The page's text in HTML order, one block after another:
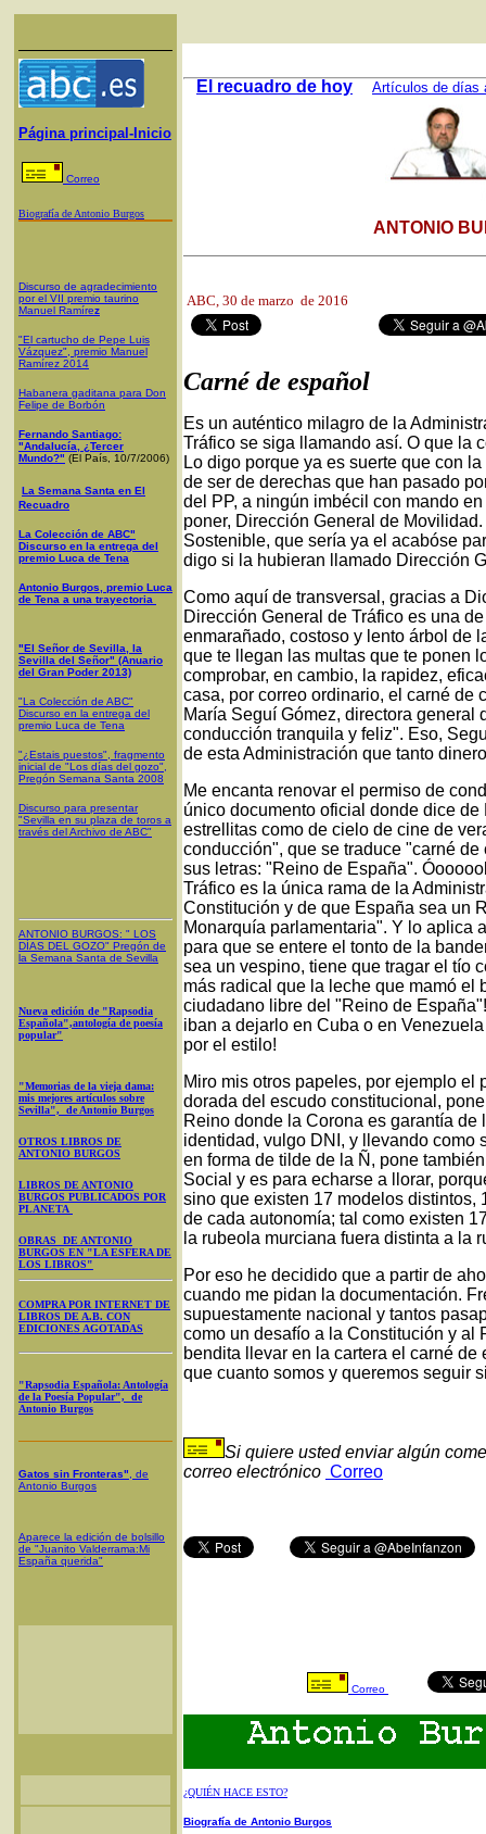
Página principal-Inicio
Correo
Biografía de Antonio Burgos
Discurso de agradecimiento
por el VII premio taurino
Manuel Ramírez
"El cartucho de Pepe Luis
Vázquez", premio Manuel
Ramírez 2014
Habanera gaditana para Don
Felipe de Borbón
Fernando Santiago:
"Andalucía, ¿Tercer
Mundo?" (El País, 10/7/2006)
La Semana Santa en El
Recuadro
La Colección de ABC"
Discurso en la entrega del
premio Luca de Tena
Antonio Burgos, premio Luca
de Tena a una trayectoria
"El Señor de Sevilla, la
Sevilla del Señor" (Anuario
del Gran Poder 2013)
"La Colección de ABC"
Discurso en la entrega del
premio Luca de Tena
"¿Estais puestos", fragmento
inicial de "Los días del gozo",
Pregón Semana Santa 2008
Discurso para presentar
"Sevilla en su plaza de toros a
través del Archivo de ABC"
ANTONIO BURGOS: " LOS
DÍAS DEL GOZO" Pregón de
la Semana Santa de Sevilla
Nueva edición de "Rapsodia
Española",antología de poesía
popular"
"Memorias de la vieja dama:
mis mejores artículos sobre
Sevilla", de Antonio Burgos
OTROS LIBROS DE
ANTONIO BURGOS
LIBROS DE ANTONIO
BURGOS PUBLICADOS POR
PLANETA
OBRAS DE ANTONIO
BURGOS EN "LA ESFERA DE
LOS LIBROS"
COMPRA POR INTERNET DE
LIBROS DE A.B. CON
EDICIONES AGOTADAS
"Rapsodia Española: Antología
de la Poesía Popular", de
Antonio Burgos
Gatos sin Fronteras" , de
Antonio Burgos
Aparece la edición de bolsillo
de "Juanito Valderrama:Mi
España querida"
El recuadro de hoy Artículos de días
ANTONIO
ABC, 30 de marzo de 2016
Carné de español
Es un auténtico milagro de la
Tráfico se siga llamando así. O que la
Lo digo porque ya es suerte que con
de ser de derechas que han pasado
del PP, a ningún imbécil con mando
poner, Dirección General de
Sostenible, que sería ya el acabóse
digo si la hubieran llamado Dirección
Como aquí de transversal, gracias a
Dirección General de Tráfico es una
enmarañado, costoso y lento árbol de
que te llegan las multas que te ponen
comprobar, en cambio, la rapidez,
casa, por correo ordinario, el carné de
María Seguí Gómez, directora general
conducción tranquila y feliz". Eso,
de esta Administración que tanto
Me encanta renovar el permiso de
único documento oficial donde dice
estrellitas como de cielo de cine de
conducción", que se traduce "carné
sus letras: "Reino de España".
Tráfico es la única rama de la
Constitución y de que España sea un
Monarquía parlamentaria". Y lo aplica
para que se entere el tonto de la
sea un vespino, tiene que tragar el tío
más radical que la leche que mamó el
ciudadano libre del "Reino de
iban a dejarlo en Cuba o en
por el estilo!
Miro mis otros papeles, por ejemplo el
dorada del escudo constitucional,
Reino donde la Corona es garantía
identidad, vulgo DNI, y llevando como
en forma de tilde de la Ñ, pone
Social y es para echarse a llorar,
sino que existen 17 modelos
de cada autonomía; tal como existen
la rubeola murciana fuera distinta a la
Por eso he decidido que a partir de
cuando me pidan la documentación.
supuestamente nacional y tantos
como un desafío a la Constitución y al
bendita llevar en la cartera el carné
que cuanto somos y queremos seguir
Si quiere usted enviar algún
correo electrónico Correo
Correo
¿QUIÉN HACE ESTO?
Biografía de Antonio Burgos